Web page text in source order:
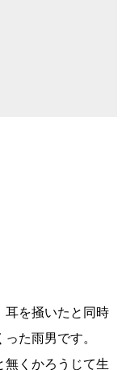
耳を掻いたと同時
た雨男です。
くかろうじて生